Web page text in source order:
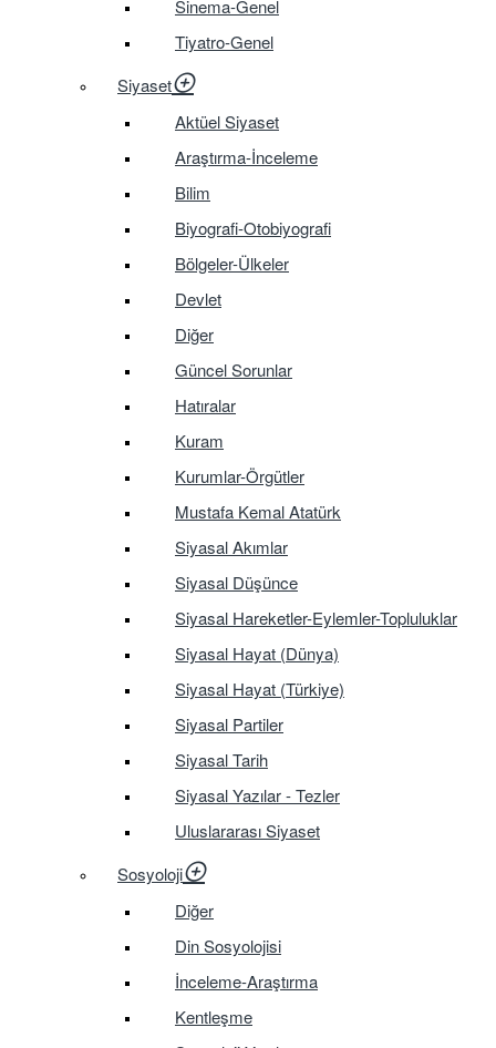
Sinema-Genel
Tiyatro-Genel
Siyaset
Aktüel Siyaset
Araştırma-İnceleme
Bilim
Biyografi-Otobiyografi
Bölgeler-Ülkeler
Devlet
Diğer
Güncel Sorunlar
Hatıralar
Kuram
Kurumlar-Örgütler
Mustafa Kemal Atatürk
Siyasal Akımlar
Siyasal Düşünce
Siyasal Hareketler-Eylemler-Topluluklar
Siyasal Hayat (Dünya)
Siyasal Hayat (Türkiye)
Siyasal Partiler
Siyasal Tarih
Siyasal Yazılar - Tezler
Uluslararası Siyaset
Sosyoloji
Diğer
Din Sosyolojisi
İnceleme-Araştırma
Kentleşme